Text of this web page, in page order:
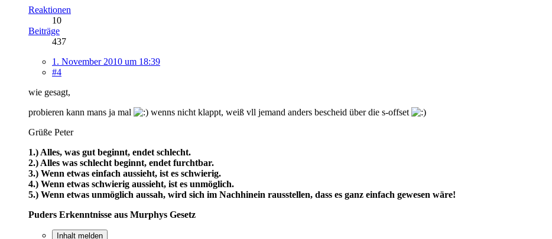
Reaktionen
10
Beiträge
437
1. November 2010 um 18:39
#4
wie gesagt,
probieren kann mans ja mal
wenns nicht klappt, weiß vll jemand anders bescheid über die s-offset
Grüße Peter
1.) Alles, was gut beginnt, endet schlecht.
2.) Alles was schlecht beginnt, endet furchtbar.
3.) Wenn etwas einfach aussieht, ist es schwierig.
4.) Wenn etwas schwierig aussieht, ist es unmöglich.
5.) Wenn etwas unmöglich aussah, wird sich im Nachhinein rausstellen, dass es ganz einfach gewesen wäre!
Puders Erkenntnisse aus Murphys Gesetz
Inhalt melden